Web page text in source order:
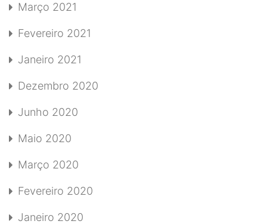
Março 2021
Fevereiro 2021
Janeiro 2021
Dezembro 2020
Junho 2020
Maio 2020
Março 2020
Fevereiro 2020
Janeiro 2020